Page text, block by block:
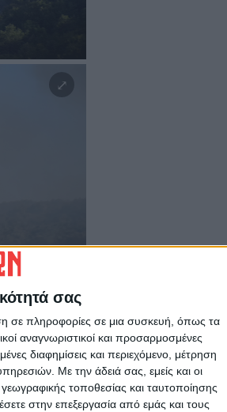
σας
σε πληροφορίες σε μια συσκευή, όπως τα
αναγνωριστικοί και προσαρμοσμένες
διαφημίσεις και περιεχόμενο, μέτρηση
Με την άδειά σας, εμείς και οι
τοποθεσίας και ταυτοποίησης
στην επεξεργασία από εμάς και τους